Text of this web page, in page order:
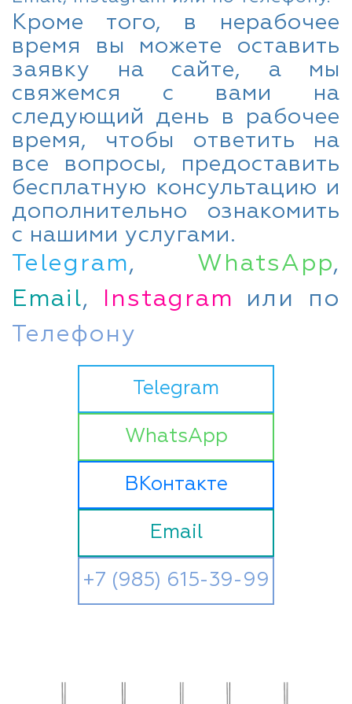
Кроме того, в нерабочее
время вы можете оставить
заявку на сайте, а мы
свяжемся с вами на
следующий день в рабочее
время, чтобы ответить на
все вопросы, предоставить
бесплатную консультацию и
дополнительно ознакомить
с нашими услугами.
Telegram, WhatsApp,
Email, Instagram или по
Телефону
Telegram
WhatsApp
ВКонтакте
Email
+7 (985) 615-39-99